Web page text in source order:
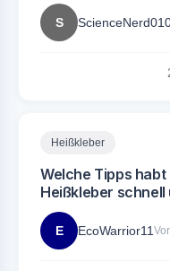
S
Heißkleber
Welche Tipps
Heißkleber
E EcoWarrior11